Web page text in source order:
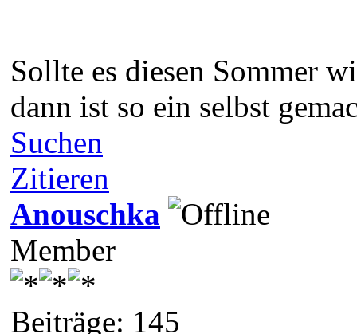
Sollte es diesen Sommer
dann ist so ein selbst
Suchen
Zitieren
Anouschka
Member
Beiträge: 145